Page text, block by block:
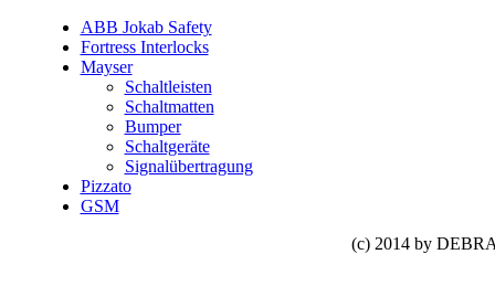
ABB Jokab Safety
Fortress Interlocks
Mayser
Schaltleisten
Schaltmatten
Bumper
Schaltgeräte
Signalübertragung
Pizzato
GSM
(c) 2014 by